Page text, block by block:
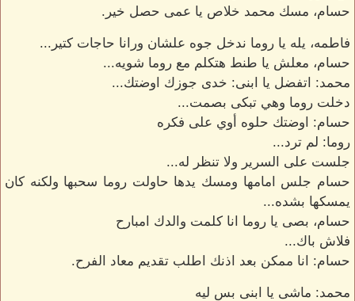
حسام، مسك محمد خلاص يا عمى حصل خير.
فاطمه، يله يا روما ندخل جوه علشان ورانا حاجات كتير...
حسام، معلش يا طنط هتكلم مع روما شويه...
محمد: اتفضل يا ابنى: خدى جوزك اوضتك...
دخلت روما وهي تبكى بصمت...
حسام: اوضتك حلوه أوي على فكره
روما: لم ترد...
جلست على السرير ولا تنظر له...
حسام جلس امامها ومسك يدها حاولت روما سحبها ولكنه كان
يمسكها بشده...
حسام، بصى يا روما انا كلمت والدك امبارح
فلاش باك...
حسام: انا ممكن بعد اذنك اطلب تقديم معاد الفرح.
محمد: ماشى يا ابنى بس ليه